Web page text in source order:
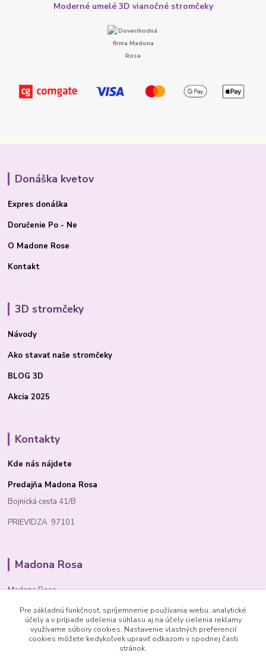
Moderné umelé 3D vianočné stromčeky
Donáška kvetov
Expres donáška
Doručenie Po - Ne
O Madone Rose
Kontakt
3D stromčeky
Návody
Ako stavať naše stromčeky
BLOG 3D
Akcia 2025
Kontakty
Kde nás nájdete
Predajňa Madona Rosa
Bojnická cesta 41/B
PRIEVIDZA 97101
Madona Rosa
Madona Rosa
Richard
+421 905 276 211
Pre základnú funkčnosť, spríjemnenie používania webu, analytické
účely a v prípade udelenia súhlasu aj na účely cielenia reklamy
využívame súbory cookies. Nastavenie vlastných preferencií
cookies môžete kedykoľvek upraviť odkazom v spodnej časti
stránok.